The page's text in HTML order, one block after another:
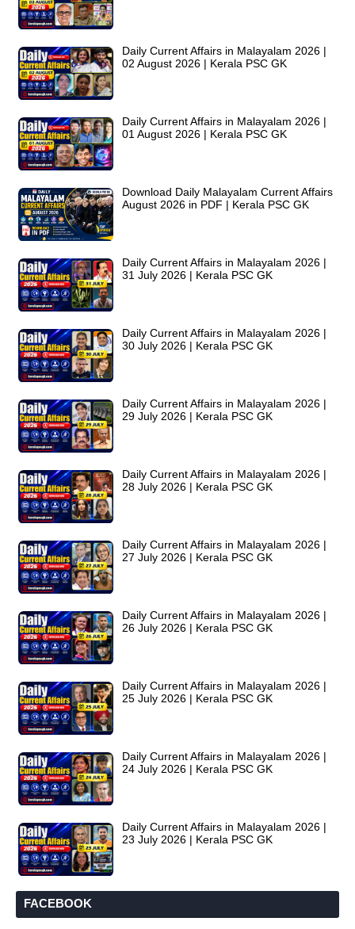
Daily Current Affairs in Malayalam 2026 |
02 August 2026 | Kerala PSC GK
Daily Current Affairs in Malayalam 2026 |
01 August 2026 | Kerala PSC GK
Download Daily Malayalam Current Affairs
August 2026 in PDF | Kerala PSC GK
Daily Current Affairs in Malayalam 2026 |
31 July 2026 | Kerala PSC GK
Daily Current Affairs in Malayalam 2026 |
30 July 2026 | Kerala PSC GK
Daily Current Affairs in Malayalam 2026 |
29 July 2026 | Kerala PSC GK
Daily Current Affairs in Malayalam 2026 |
28 July 2026 | Kerala PSC GK
Daily Current Affairs in Malayalam 2026 |
27 July 2026 | Kerala PSC GK
Daily Current Affairs in Malayalam 2026 |
26 July 2026 | Kerala PSC GK
Daily Current Affairs in Malayalam 2026 |
25 July 2026 | Kerala PSC GK
Daily Current Affairs in Malayalam 2026 |
24 July 2026 | Kerala PSC GK
Daily Current Affairs in Malayalam 2026 |
23 July 2026 | Kerala PSC GK
FACEBOOK